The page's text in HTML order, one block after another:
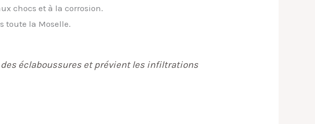
chocs et à la corrosion.
toute la Moselle.
éclaboussures et prévient les infiltrations